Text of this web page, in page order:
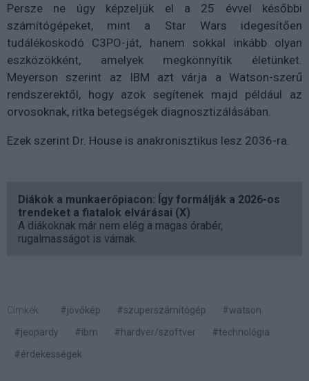
Persze ne úgy képzeljük el a 25 évvel későbbi
számítógépeket, mint a Star Wars idegesítően
tudálékoskodó C3PO-ját, hanem sokkal inkább olyan
eszközökként, amelyek megkönnyítik életünket.
Meyerson szerint az IBM azt várja a Watson-szerű
rendszerektől, hogy azok segítenek majd például az
orvosoknak, ritka betegségek diagnosztizálásában.
Ezek szerint Dr. House is anakronisztikus lesz 2036-ra.
Diákok a munkaerőpiacon: Így formálják a 2026-os
trendeket a fiatalok elvárásai (X)
A diákoknak már nem elég a magas órabér,
rugalmasságot is várnak.
Címkék: #jövőkép #szuperszámítógép
#watson
#jeopardy
#ibm #hardver/szoftver
#technológia
#érdekességek